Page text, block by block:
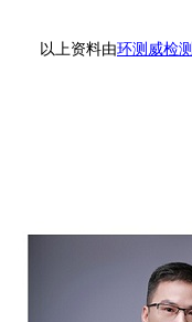
以上资料由环测威检测